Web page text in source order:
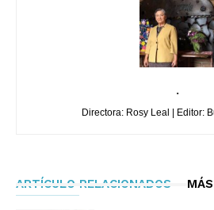
.
Directora: Rosy Leal | Editor:
ARTÍCULO RELACIONADOS